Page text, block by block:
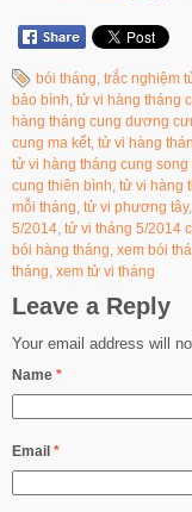
bói tháng trắc nghiệm
bảo bình tử vi hàng tháng
hàng tháng cung dương
cung ma kết tử vi hàng
tử vi hàng tháng cung song
cung thiên bình tử vi hàng
mỗi tháng tử vi phương tây,
5/2014 tử vi tháng 5/2014
bói hàng tháng xem bói
tháng xem tử vi tháng
Leave a Reply
Your email address will
Name *
Email *